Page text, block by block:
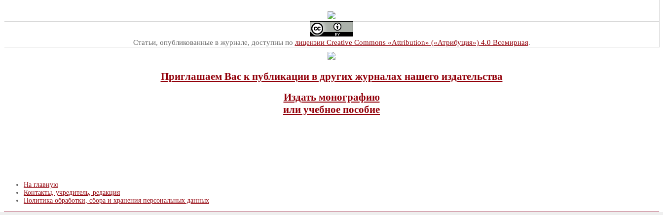
Статьи, опубликованные в журнале, доступны по лицензии Creative Commons «Attribution» («Атрибуция») 4.0 Всемирная.
Приглашаем Вас к публикации в других журналах нашего издательства
Издать монографию
или учебное пособие
На главную
Контакты, учредитель, редакция
Политика обработки, сбора и хранения персональных данных